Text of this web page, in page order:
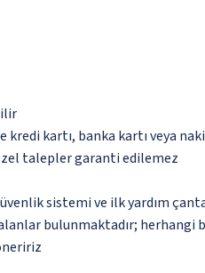
kartı, banka kartı veya
talepler garanti edilemez
sistemi ve ilk yardım
bulunmaktadır; herhangi